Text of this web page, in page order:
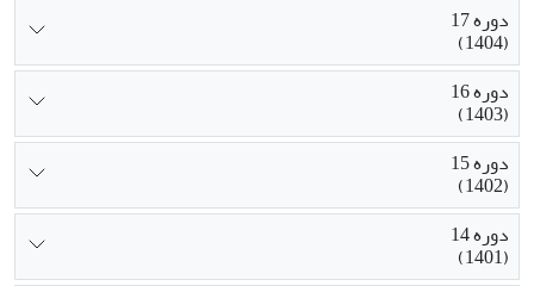
دوره 17
(1404)
دوره 16
(1403)
دوره 15
(1402)
دوره 14
(1401)